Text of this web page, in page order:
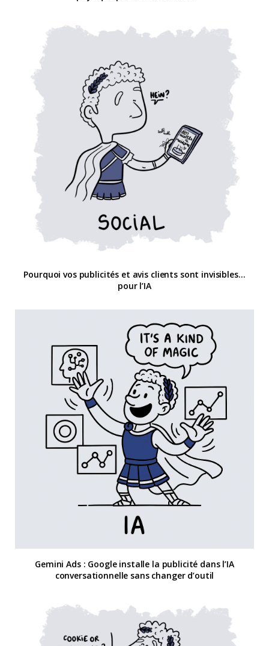
Pourquoi vos publicités et avis clients sont invisibles…
pour l’IA
Gemini Ads : Google installe la publicité dans l’IA
conversationnelle sans changer d’outil